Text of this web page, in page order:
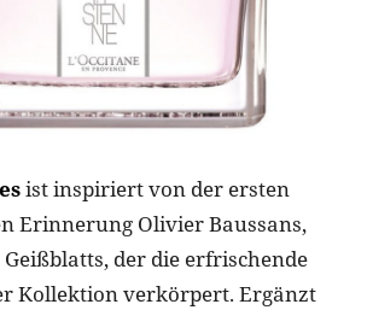
ist inspiriert von der ersten
Erinnerung Olivier Baussans,
Geißblatts, der die erfrischende
Kollektion verkörpert. Ergänzt